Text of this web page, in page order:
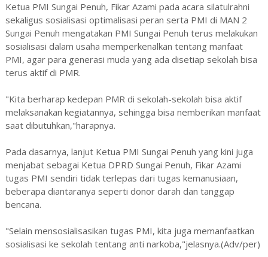
Ketua PMI Sungai Penuh, Fikar Azami pada acara silatulrahni
sekaligus sosialisasi optimalisasi peran serta PMI di MAN 2
Sungai Penuh mengatakan PMI Sungai Penuh terus melakukan
sosialisasi dalam usaha memperkenalkan tentang manfaat
PMI, agar para generasi muda yang ada disetiap sekolah bisa
terus aktif di PMR.
"Kita berharap kedepan PMR di sekolah-sekolah bisa aktif
melaksanakan kegiatannya, sehingga bisa nemberikan manfaat
saat dibutuhkan,"harapnya.
Pada dasarnya, lanjut Ketua PMI Sungai Penuh yang kini juga
menjabat sebagai Ketua DPRD Sungai Penuh, Fikar Azami
tugas PMI sendiri tidak terlepas dari tugas kemanusiaan,
beberapa diantaranya seperti donor darah dan tanggap
bencana.
"Selain mensosialisasikan tugas PMI, kita juga memanfaatkan
sosialisasi ke sekolah tentang anti narkoba,"jelasnya.(Adv/per)